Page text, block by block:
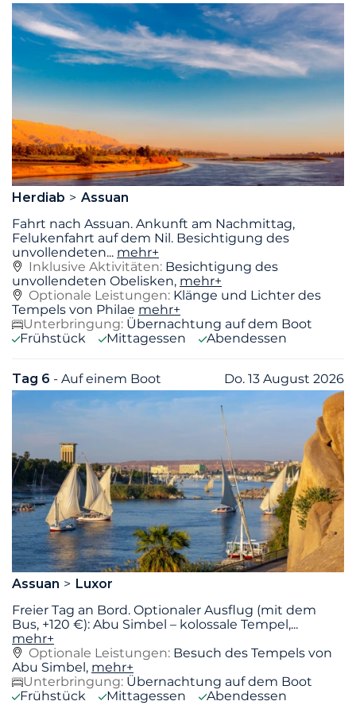
Herdiab
Assuan
Fahrt nach Assuan. Ankunft am Nachmittag,
Felukenfahrt auf dem Nil. Besichtigung des
unvollendeten... mehr+
Inklusive Aktivitäten: Besichtigung des
unvollendeten Obelisken, mehr+
Optionale Leistungen: Klänge und Lichter des
Tempels von Philae mehr+
Unterbringung: Übernachtung auf dem Boot
Frühstück
Mittagessen Abendessen
Tag 6 - Auf einem Boot Do. 13 August 2026
Assuan
Luxor
Freier Tag an Bord. Optionaler Ausflug (mit dem
Bus, +120 €): Abu Simbel – kolossale Tempel,...
mehr+
Optionale Leistungen: Besuch des Tempels von
Abu Simbel, mehr+
Unterbringung: Übernachtung auf dem Boot
Frühstück
Mittagessen Abendessen